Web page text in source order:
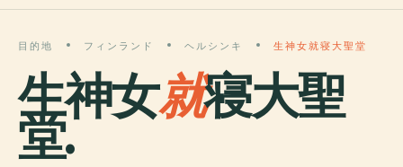
目的地 フィンランド ヘルシンキ 生神女就寝大聖堂
生神女就寝大聖
堂.